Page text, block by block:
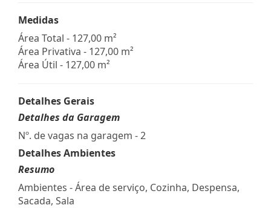
Medidas
Área Total - 127,00 m²
Área Privativa - 127,00 m²
Área Útil - 127,00 m²
Detalhes Gerais
Detalhes da Garagem
Nº. de vagas na garagem - 2
Detalhes Ambientes
Resumo
Ambientes - Área de serviço, Cozinha, Despensa,
Sacada, Sala